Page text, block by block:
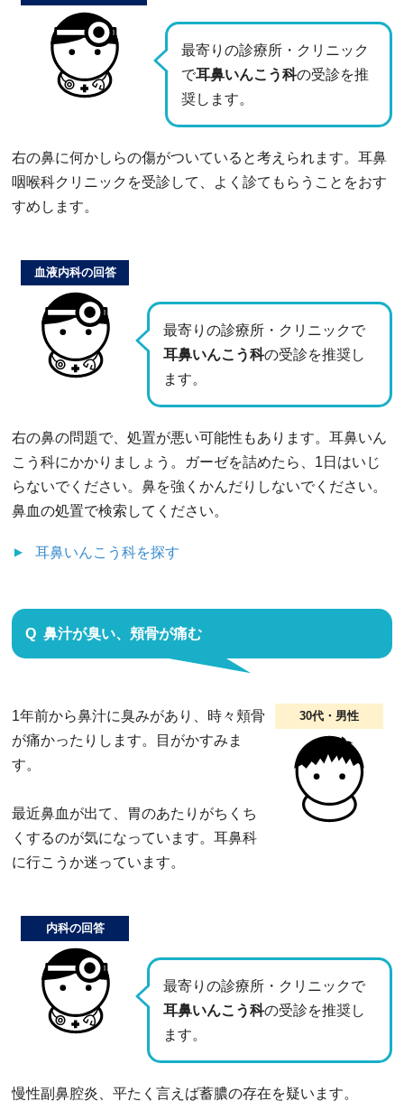
最寄りの診療所・クリニック
で耳鼻いんこう科の受診を推
奨します。
右の鼻に何かしらの傷がついていると考えられます。耳鼻
咽喉科クリニックを受診して、よく診てもらうことをおす
すめします。
最寄りの診療所・クリニックで
耳鼻いんこう科の受診を推奨し
ます。
血液内科の回答
右の鼻の問題で、処置が悪い可能性もあります。耳鼻いん
こう科にかかりましょう。ガーゼを詰めたら、1日はいじ
らないでください。鼻を強くかんだりしないでください。
鼻血の処置で検索してください。
耳鼻いんこう科を探す
鼻汁が臭い、頬骨が痛む
30代・男性
1年前から鼻汁に臭みがあり、時々頬骨
が痛かったりします。目がかすみま
す。
最近鼻血が出て、胃のあたりがちくち
くするのが気になっています。耳鼻科
に行こうか迷っています。
最寄りの診療所・クリニックで
耳鼻いんこう科の受診を推奨し
ます。
内科の回答
慢性副鼻腔炎、平たく言えば蓄膿の存在を疑います。